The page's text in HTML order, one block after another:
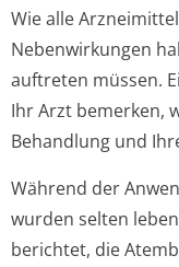
Wie alle
Nebenwirkungen
auftreten müssen.
Ihr Arzt bemerken,
Behandlung und
Während der
wurden selten
berichtet, die